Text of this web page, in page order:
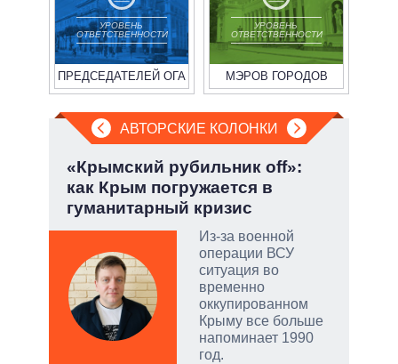
УРОВЕНЬ
ОТВЕТСТВЕННОСТИ
ПРЕДСЕДАТЕЛЕЙ ОГА
УРОВЕНЬ
ОТВЕТСТВЕННОСТИ
МЭРОВ ГОРОДОВ
АВТОРСКИЕ КОЛОНКИ
«Крымский рубильник off»:
как Крым погружается в
гуманитарный кризис
Из-за военной
операции ВСУ
ситуация во
временно
оккупированном
Крыму все больше
напоминает 1990
год.